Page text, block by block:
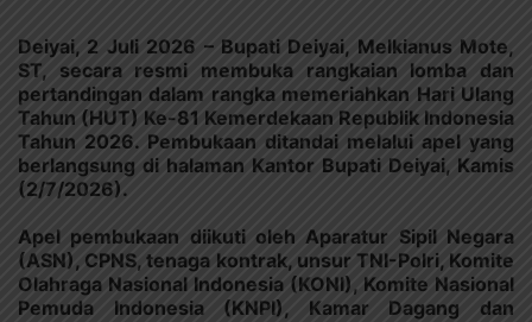
Deiyai, 2 Juli 2026 – Bupati Deiyai, Melkianus Mote,
ST, secara resmi membuka rangkaian lomba dan
pertandingan dalam rangka memeriahkan Hari Ulang
Tahun (HUT) Ke-81 Kemerdekaan Republik Indonesia
Tahun 2026. Pembukaan ditandai melalui apel yang
berlangsung di halaman Kantor Bupati Deiyai, Kamis
(2/7/2026).
Apel pembukaan diikuti oleh Aparatur Sipil Negara
(ASN), CPNS, tenaga kontrak, unsur TNI-Polri, Komite
Olahraga Nasional Indonesia (KONI), Komite Nasional
Pemuda Indonesia (KNPI), Kamar Dagang dan